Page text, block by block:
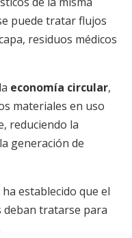
puede tratar flujos
residuos médicos
economía circular,
materiales en uso
reduciendo la
generación de
establecido que el
deban tratarse para